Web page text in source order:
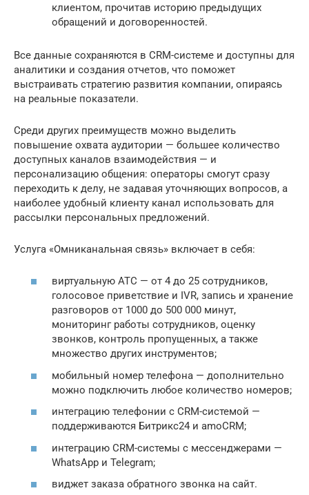
клиентом, прочитав историю предыдущих
обращений и договоренностей.
Все данные сохраняются в CRM-системе и доступны для
аналитики и создания отчетов, что поможет
выстраивать стратегию развития компании, опираясь
на реальные показатели.
Среди других преимуществ можно выделить
повышение охвата аудитории — большее количество
доступных каналов взаимодействия — и
персонализацию общения: операторы смогут сразу
переходить к делу, не задавая уточняющих вопросов, а
наиболее удобный клиенту канал использовать для
рассылки персональных предложений.
Услуга «Омниканальная связь» включает в себя:
виртуальную АТС — от 4 до 25 сотрудников,
голосовое приветствие и IVR, запись и хранение
разговоров от 1000 до 500 000 минут,
мониторинг работы сотрудников, оценку
звонков, контроль пропущенных, а также
множество других инструментов;
мобильный номер телефона — дополнительно
можно подключить любое количество номеров;
интеграцию телефонии с CRM-системой —
поддерживаются Битрикс24 и amoCRM;
интеграцию CRM-системы с мессенджерами —
WhatsApp и Telegram;
виджет заказа обратного звонка на сайт.